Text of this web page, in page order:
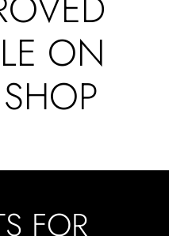
ON
FOR